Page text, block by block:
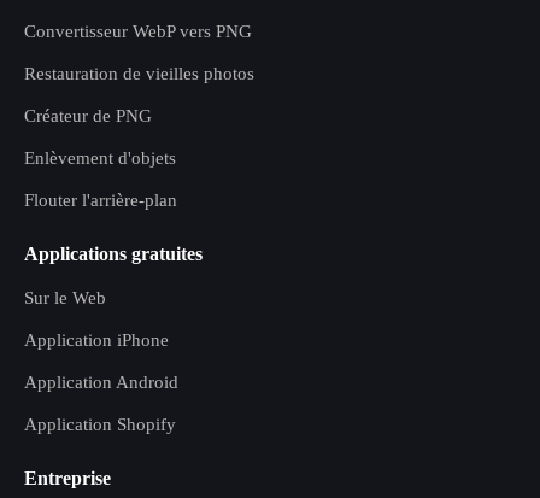
Convertisseur WebP vers PNG
Restauration de vieilles photos
Créateur de PNG
Enlèvement d'objets
Flouter l'arrière-plan
Applications gratuites
Sur le Web
Application iPhone
Application Android
Application Shopify
Entreprise